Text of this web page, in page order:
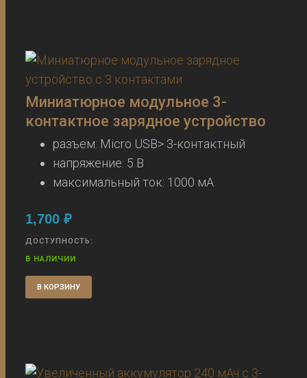
Миниатюрное модульное 3-
контактное зарядное устройство
разъем: Micro USB> 3-контактный
напряжение: 5 В
максимальный ток: 1000 мА
1,700 ₽
ДОСТУПНОСТЬ:
В НАЛИЧИИ
В КОРЗИНУ